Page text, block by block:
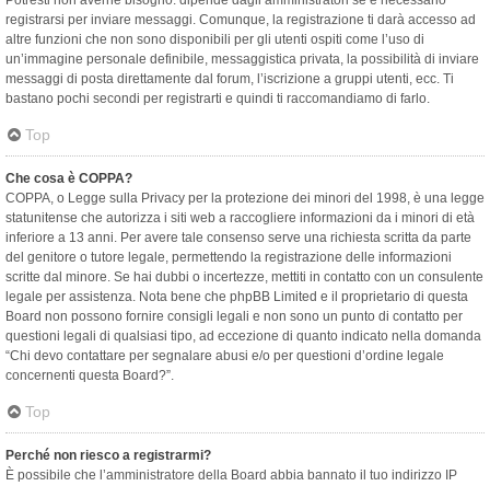
registrarsi per inviare messaggi. Comunque, la registrazione ti darà accesso ad
altre funzioni che non sono disponibili per gli utenti ospiti come l’uso di
un’immagine personale definibile, messaggistica privata, la possibilità di inviare
messaggi di posta direttamente dal forum, l’iscrizione a gruppi utenti, ecc. Ti
bastano pochi secondi per registrarti e quindi ti raccomandiamo di farlo.
Top
Che cosa è COPPA?
COPPA, o Legge sulla Privacy per la protezione dei minori del 1998, è una legge
statunitense che autorizza i siti web a raccogliere informazioni da i minori di età
inferiore a 13 anni. Per avere tale consenso serve una richiesta scritta da parte
del genitore o tutore legale, permettendo la registrazione delle informazioni
scritte dal minore. Se hai dubbi o incertezze, mettiti in contatto con un consulente
legale per assistenza. Nota bene che phpBB Limited e il proprietario di questa
Board non possono fornire consigli legali e non sono un punto di contatto per
questioni legali di qualsiasi tipo, ad eccezione di quanto indicato nella domanda
“Chi devo contattare per segnalare abusi e/o per questioni d’ordine legale
concernenti questa Board?”.
Top
Perché non riesco a registrarmi?
È possibile che l’amministratore della Board abbia bannato il tuo indirizzo IP